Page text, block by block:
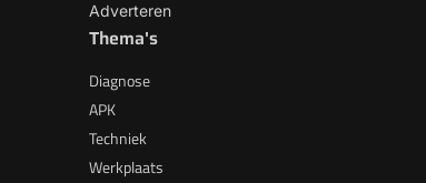
Adverteren
Thema's
Diagnose
APK
Techniek
Werkplaats